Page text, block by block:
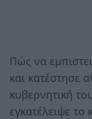
Πώς να
και κατέστησε
κυβερνητική
εγκατέλειψε